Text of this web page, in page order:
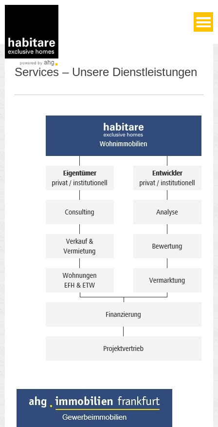
Services – Unsere Dienstleistungen